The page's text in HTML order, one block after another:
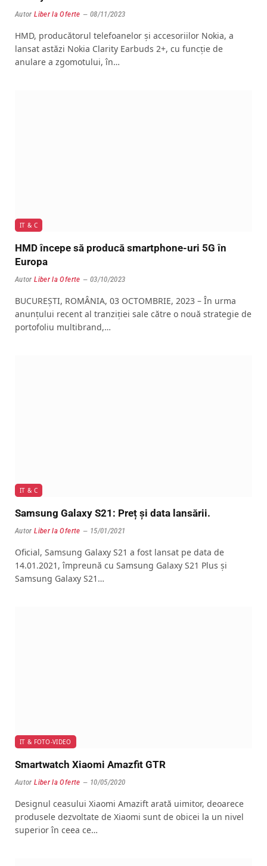
Autor Liber la Oferte 08/11/2023
HMD, producătorul telefoanelor și accesoriilor Nokia, a
lansat astăzi Nokia Clarity Earbuds 2+, cu funcție de
anulare a zgomotului, în…
IT & C
HMD începe să producă smartphone-uri 5G în
Europa
Autor Liber la Oferte 03/10/2023
BUCUREȘTI, ROMÂNIA, 03 OCTOMBRIE, 2023 – În urma
anunțului recent al tranziției sale către o nouă strategie de
portofoliu multibrand,…
IT & C
Samsung Galaxy S21: Preț și data lansării.
Autor Liber la Oferte 15/01/2021
Oficial, Samsung Galaxy S21 a fost lansat pe data de
14.01.2021, împreună cu Samsung Galaxy S21 Plus și
Samsung Galaxy S21…
IT & FOTO-VIDEO
Smartwatch Xiaomi Amazfit GTR
Autor Liber la Oferte 10/05/2020
Designul ceasului Xiaomi Amazift arată uimitor, deoarece
produsele dezvoltate de Xiaomi sunt de obicei la un nivel
superior în ceea ce…